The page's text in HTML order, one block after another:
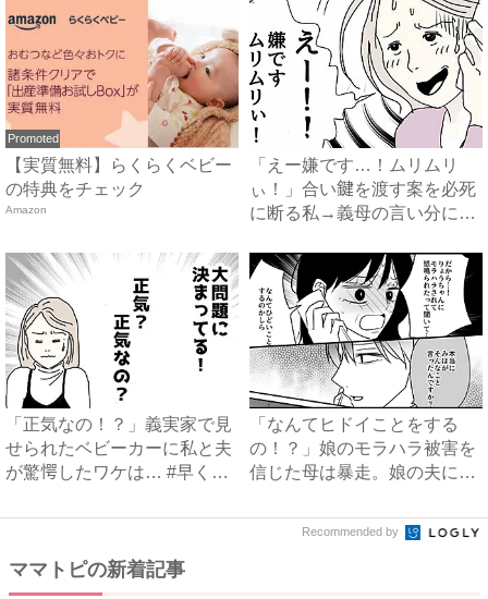
Promoted
【実質無料】らくらくベビー
の特典をチェック
Amazon
「えー嫌です…！ムリムリ
ぃ！」合い鍵を渡す案を必死
に断る私→義母の言い分にあ
「正気なの！？」義実家で見
せられたベビーカーに私と夫
が驚愕したワケは… #早く
「なんてヒドイことをする
の！？」娘のモラハラ被害を
信じた母は暴走。娘の夫に電
Recommended by
ママトピの新着記事